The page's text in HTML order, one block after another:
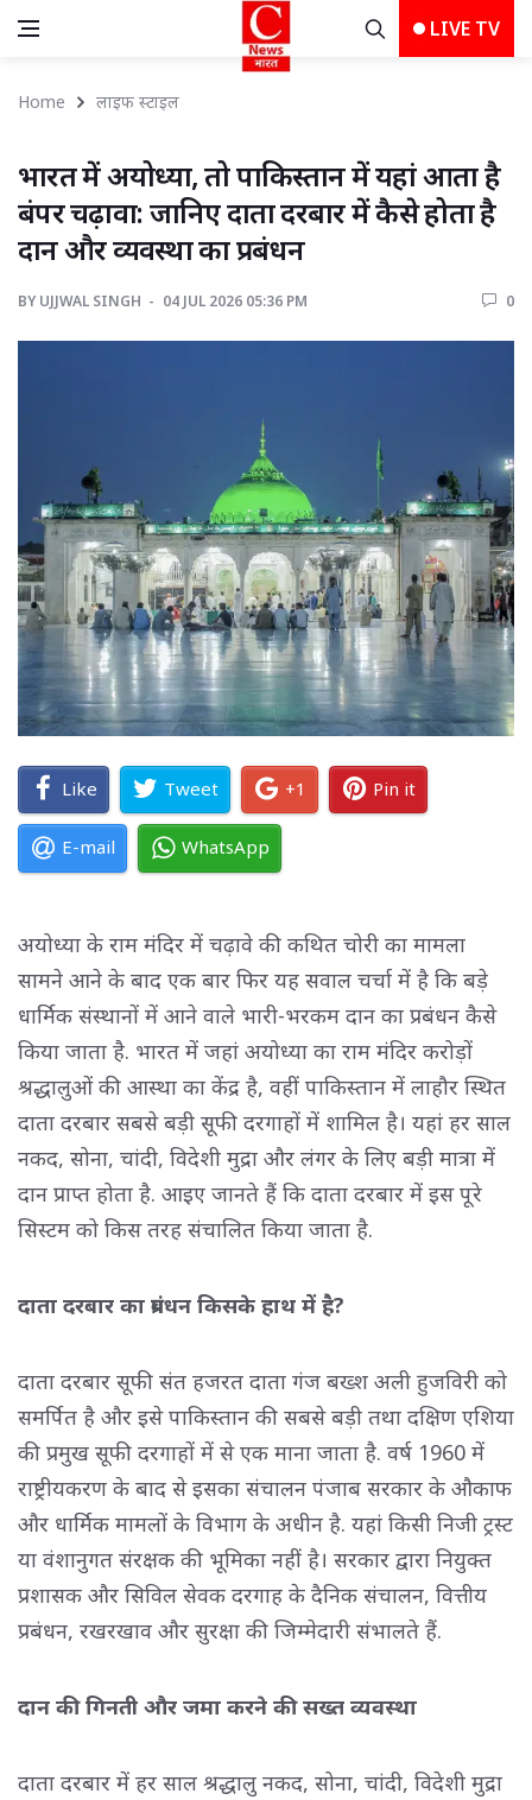
LIVE TV
Home लाइफ स्‍टाइल
भारत में अयोध्या, तो पाकिस्तान में यहां आता है
बंपर चढ़ावा: जानिए दाता दरबार में कैसे होता है
दान और व्यवस्था का प्रबंधन
BY UJJWAL SINGH 04 JUL 2026 05:36 PM 0
Like Tweet +1 Pin it
E-mail WhatsApp
अयोध्या के राम मंदिर में चढ़ावे की कथित चोरी का मामला
सामने आने के बाद एक बार फिर यह सवाल चर्चा में है कि बड़े
धार्मिक संस्थानों में आने वाले भारी-भरकम दान का प्रबंधन कैसे
किया जाता है. भारत में जहां अयोध्या का राम मंदिर करोड़ों
श्रद्धालुओं की आस्था का केंद्र है, वहीं पाकिस्तान में लाहौर स्थित
दाता दरबार सबसे बड़ी सूफी दरगाहों में शामिल है। यहां हर साल
नकद, सोना, चांदी, विदेशी मुद्रा और लंगर के लिए बड़ी मात्रा में
दान प्राप्त होता है. आइए जानते हैं कि दाता दरबार में इस पूरे
सिस्टम को किस तरह संचालित किया जाता है.
दाता दरबार का प्रबंधन किसके हाथ में है?
दाता दरबार सूफी संत हजरत दाता गंज बख्श अली हुजविरी को
समर्पित है और इसे पाकिस्तान की सबसे बड़ी तथा दक्षिण एशिया
की प्रमुख सूफी दरगाहों में से एक माना जाता है. वर्ष 1960 में
राष्ट्रीयकरण के बाद से इसका संचालन पंजाब सरकार के औकाफ
और धार्मिक मामलों के विभाग के अधीन है. यहां किसी निजी ट्रस्ट
या वंशानुगत संरक्षक की भूमिका नहीं है। सरकार द्वारा नियुक्त
प्रशासक और सिविल सेवक दरगाह के दैनिक संचालन, वित्तीय
प्रबंधन, रखरखाव और सुरक्षा की जिम्मेदारी संभालते हैं.
दान की गिनती और जमा करने की सख्त व्यवस्था
दाता दरबार में हर साल श्रद्धालु नकद, सोना, चांदी, विदेशी मुद्रा